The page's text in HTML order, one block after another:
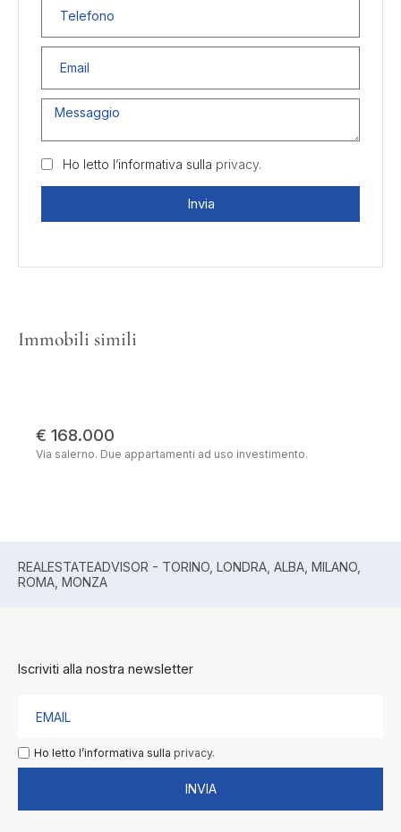
Ho letto l’informativa sulla privacy.
Invia
Immobili simili
€ 168.000
Via salerno. Due appartamenti ad uso investimento.
REALESTATEADVISOR - TORINO, LONDRA, ALBA, MILANO,
ROMA, MONZA
Iscriviti alla nostra newsletter
Ho letto l’informativa sulla privacy.
INVIA